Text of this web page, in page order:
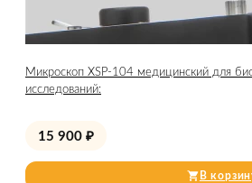
Микроскоп XSP-104 медицинский для
исследований:
15 900 ₽
В